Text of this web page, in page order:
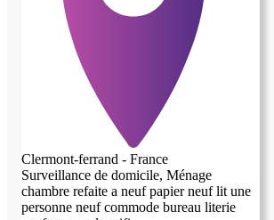
Clermont-ferrand - France
Surveillance de domicile, Ménage
chambre refaite a neuf papier neuf lit une
personne neuf commode bureau literie